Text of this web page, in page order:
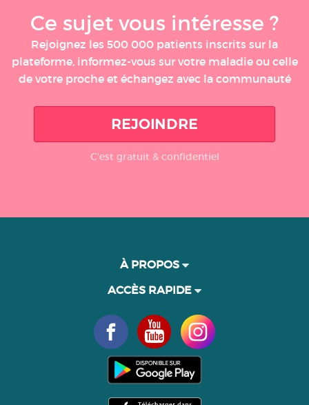
Ce sujet vous intéresse ?
Rejoignez les 500 000 patients inscrits sur la
plateforme, informez-vous sur votre maladie ou celle
de votre proche et échangez avec la communauté
REJOINDRE
C'est gratuit & confidentiel
À PROPOS
ACCÈS RAPIDE